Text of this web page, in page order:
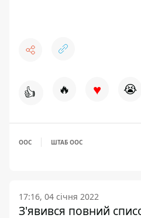
👍 🔥 ♥ 😭
ООС ШТАБ ООС
17:16, 04 січня 2022
З'явився повний